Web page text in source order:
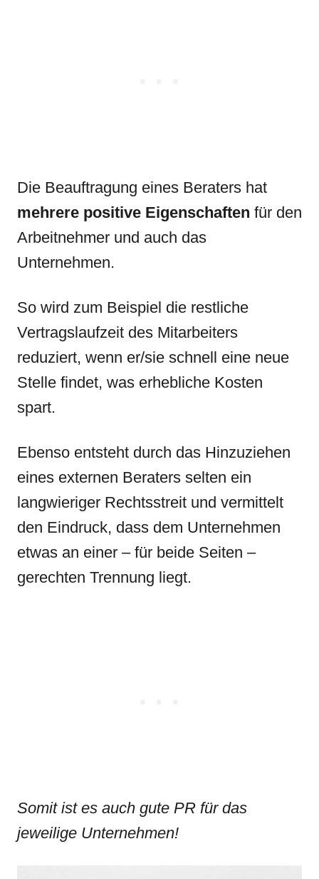
Die Beauftragung eines Beraters hat
mehrere positive Eigenschaften für den
Arbeitnehmer und auch das
Unternehmen.
So wird zum Beispiel die restliche
Vertragslaufzeit des Mitarbeiters
reduziert, wenn er/sie schnell eine neue
Stelle findet, was erhebliche Kosten
spart.
Ebenso entsteht durch das Hinzuziehen
eines externen Beraters selten ein
langwieriger Rechtsstreit und vermittelt
den Eindruck, dass dem Unternehmen
etwas an einer – für beide Seiten –
gerechten Trennung liegt.
Somit ist es auch gute PR für das
jeweilige Unternehmen!